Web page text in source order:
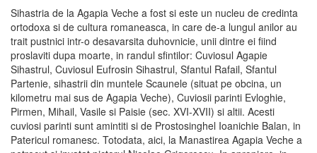
Sihastria de la Agapia Veche a fost si este un nucleu de credinta
ortodoxa si de cultura romaneasca, in care de-a lungul anilor au
trait pustnici intr-o desavarsita duhovnicie, unii dintre ei fiind
proslaviti dupa moarte, in randul sfintilor: Cuviosul Agapie
Sihastrul, Cuviosul Eufrosin Sihastrul, Sfantul Rafail, Sfantul
Partenie, sihastrii din muntele Scaunele (situat pe obcina, un
kilometru mai sus de Agapia Veche), Cuviosii parinti Evloghie,
Pirmen, Mihail, Vasile si Paisie (sec. XVI-XVII) si altii. Acesti
cuviosi parinti sunt amintiti si de Prostosinghel Ioanichie Balan, in
Patericul romanesc. Totodata, aici, la Manastirea Agapia Veche a